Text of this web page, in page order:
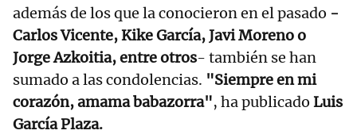
además de los que la conocieron en el pasado -
Carlos Vicente, Kike García, Javi Moreno o
Jorge Azkoitia, entre otros- también se han
sumado a las condolencias. "Siempre en mi
corazón, amama babazorra", ha publicado Luis
García Plaza.